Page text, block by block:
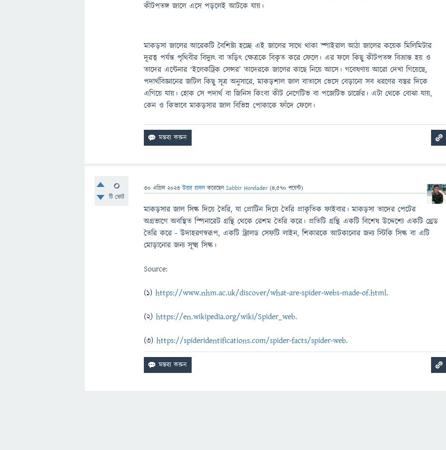
কীটপতঙ্গ জালে এসে পড়লেই আটকে যায়।
মাকড়সা জালের আরেকটি বৈশিষ্ট্য হচ্ছে এই জালের সাথে থাকা স্পাইরাল আঠা জালের কয়েক মিলিমিটার
দূরত্ব পর্যন্ত পৃথিবীর বিদ্যুৎ বা তড়িৎ ক্ষেত্রকে বিকৃত করে ফেলে। এর ফলে কিছু কীটপতঙ্গ বিভ্রান্ত হয় ও
তাদের এন্টেনার ‘ইলেকট্রিক সেন্সর’ তাদেরকে জালের কাছে নিয়ে আসে। গবেষণায় আরো দেখা গিয়েছে,
পদার্থবিজ্ঞানের জটিল কিছু সূত্র অনুসারে, মাকড়শাল জাল বাতাসে ভেসে বেড়ানো সব ধরণের বস্তুর দিকে
এগিয়ে যায়। হোক সে পদার্থ বা জিনিস কিংবা কীট নেগেটিভ বা পজেটিভ চার্জের। এটা থেকে বোঝা যায়,
কেন ও কিভাবে মাকড়সার জাল বিভিন্ন পোকাকে ফাঁদে ফেলে।
0
টি ভোট
30 এপ্রিল 2023 উত্তর প্রদান করেছেনSabbir Howlader (4,570 পয়েন্ট)
মাকড়সার জাল সিল্ক দিয়ে তৈরি, যা প্রোটিন দিয়ে তৈরি প্রাকৃতিক ফাইবার। মাকড়সা তাদের পেটের
অগ্রভাগে অবস্থিত স্পিনারেট গ্রন্থি থেকে রেশম তৈরি করে। প্রতিটি গ্রন্থি একটি বিশেষ উদ্দেশ্যে একটি থ্রেড
তৈরি করে - উদাহরণস্বরূপ, একটি ট্র্যালড সেফটি লাইন, শিকারকে আটকানোর জন্য স্টিকি সিল্ক বা এটি
মোড়ানোর জন্য সূক্ষ্ম সিল্ক।
Source:
(1)https://www.nhm.ac.uk/discover/what-are-spider-webs-made-of.html.
(2)https://en.wikipedia.org/wiki/Spider_web.
(3)https://spideridentifications.com/spider-facts/spider-web.